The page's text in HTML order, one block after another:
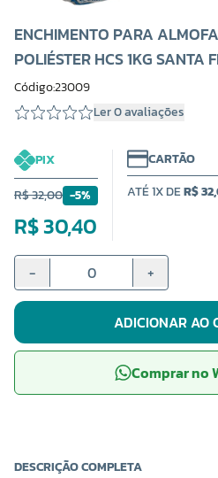
ENCHIMENTO PARA
POLIÉSTER HCS 1KG SANTA
Código:23009
Ler 0 avaliações
PIX
R$ 32,00 -5%
R$ 30,40
CARTÃO
ATÉ 1X DER$
- +
ADICIONAR AO
Comprar no
DESCRIÇÃO COMPLETA